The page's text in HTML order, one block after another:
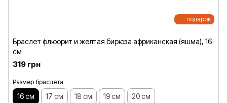
подарок
Браслет флюорит и желтая бирюза африканская (яшма), 16
см
319 грн
Размер браслета
16 см 17 см 18 см 19 см 20 см